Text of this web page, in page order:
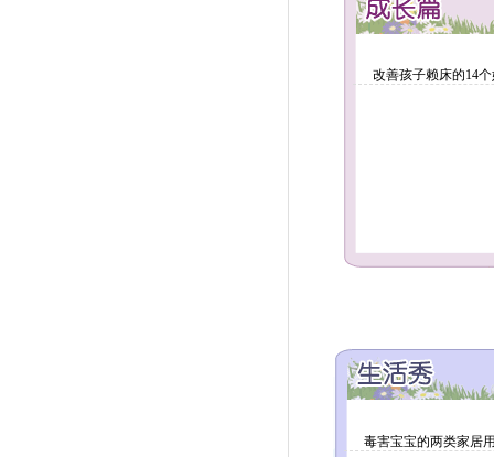
改善孩子赖床的14
毒害宝宝的两类家居